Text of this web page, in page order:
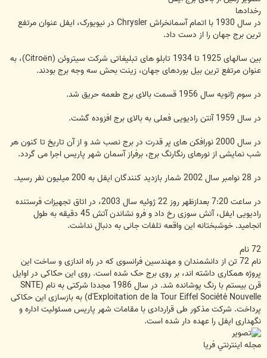
رخدادها
در سال 1930 با اتمام آسمانخراش Chrysler در نیویورک، ایفل عنوان مرتفع
ترین برج جهان را از دست داد.
بین سالهای 1925 تا 1934 تابلو های تبلیغاتی شرکت سیتروئن (Citroën)، به
عنوان مرتفع ترین بیل بوردهای جهان، زینت بحش سه وجه برج بودند.
در سوم ژانویه سال 1956 قسمت بالای برج طعمه حریق شد.
در سال 1959 آنتن رادیویی فعلی به بالای برج افزوده گشت.
در سال 2000 نورافکن های پر قدرت در برج نصب شد و از آن تاریخ تا کنون هر
شب نمایشی از نورهای رنگارنگ برج، برفراز آسمان شهر پاریس اجرا می گردد.
در 28 نوامبر سال 2002 شمار بازدید کنندگان ایفل به 200 میلیون نفر رسید.
در ساعت 7:20 بعدازظهر روز 22 ژوئیه سال 2003، در اتاق تجهیزات فرستنده
رادیویی ایفل، آتش سوزی رخ داد و فرو نشاندن آتش 45 دقیقه به طول
انجامید. خوشبختانه این واقعه تلفات جانی به دنبال نداشت.
72 نام
نام 72 تن از دانشمندان و مهندسین فرانسوی که در راه اندازی و ساخت این
پروژه همکاری داشته اند، بر روی برج حک شده است. روی این حکاکی در اوایل
قرن بیستم با رنگ پوشانده شد. در سال 1986 مجددا شرکتی به نام (SNTE
(d'Exploitation de la Tour Eiffel Société Nouvelle به بازسازی این حکاکی
پرداخت. شرکت مذکور طی قراردادی با مقامات شهر پاریس مسئولیت اداره و
نگهداری ایفل را عهده دار شده است.
مجله اينترنتي فريا